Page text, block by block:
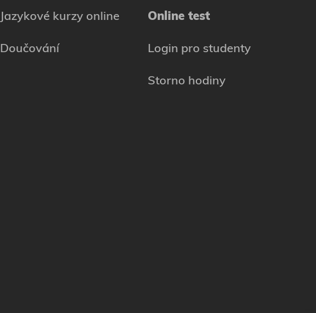
Jazykové kurzy online
Doučování
Online test
Login pro studenty
Storno hodiny